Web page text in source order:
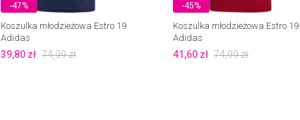
-47%
Koszulka młodzieżowa Estro 19
Adidas
39,80 zł 74,99zł
-45%
Koszulka młodzieżowa Estro 19
Adidas
41,60 zł 74,99zł